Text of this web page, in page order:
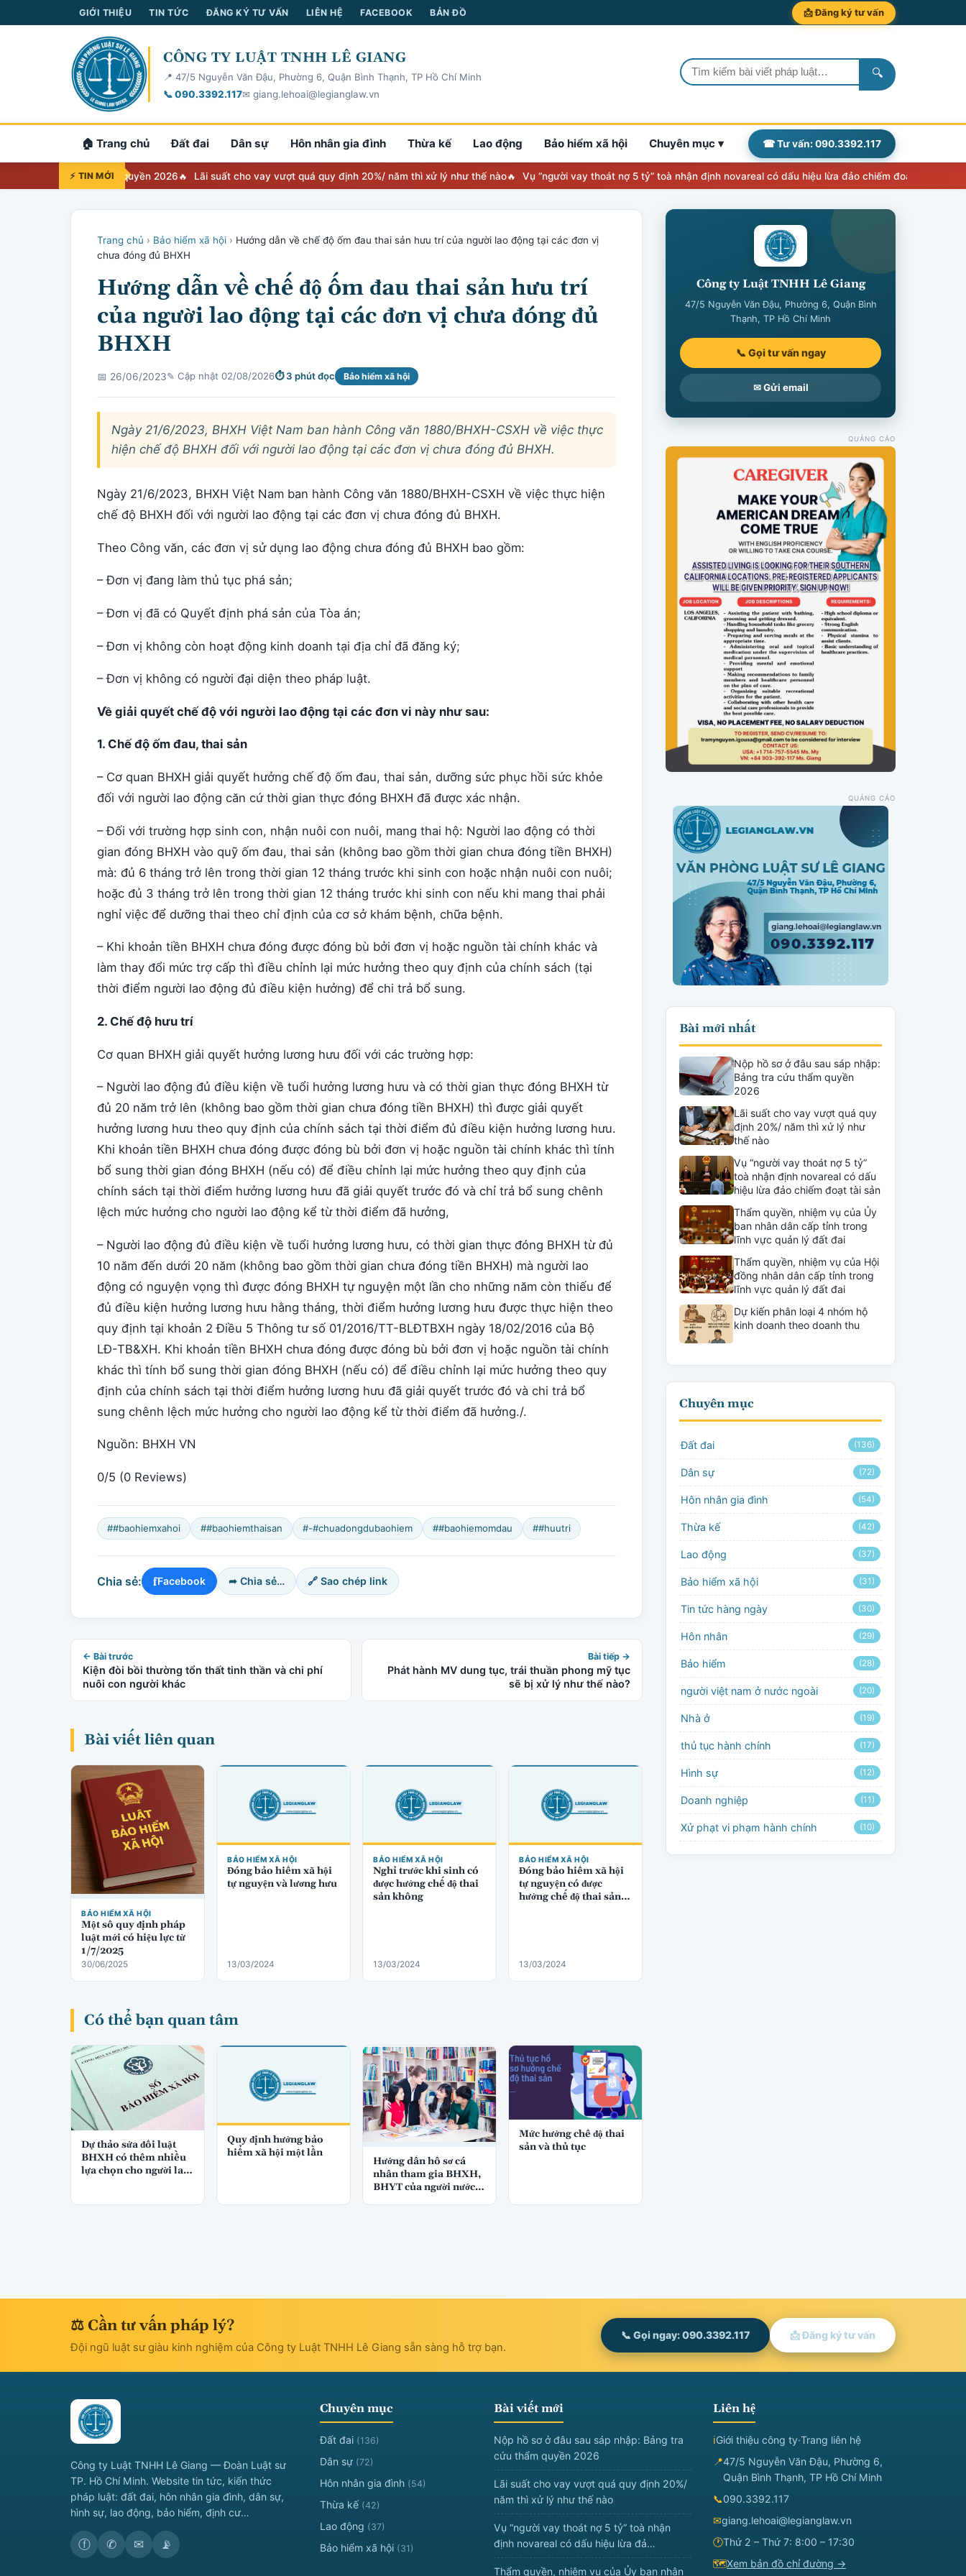
GIỚI THIỆU TIN TỨC ĐĂNG KÝ TƯ VẤN LIÊN HỆ FACEBOOK BẢN ĐỒ 📩 Đăng ký tư vấn
CÔNG TY LUẬT TNHH LÊ GIANG
📍 47/5 Nguyễn Văn Đậu, Phường 6, Quận Bình Thạnh, TP Hồ Chí Minh
📞 090.3392.117✉ giang.lehoai@legianglaw.vn
🔍
🏠 Trang chủ Đất đai Dân sự Hôn nhân gia đình Thừa kế Lao động Bảo hiểm xã hội Chuyên mục ▾ ☎ Tư vấn: 090.3392.117
⚡ TIN MỚI
tra cứu thẩm quyền 2026 Lãi suất cho vay vượt quá quy định 20%/ năm thì xử lý như thế nào Vụ “người vay thoát nợ 5 tỷ” toà nhận định novareal có dấu hiệu lừa đảo chiếm đoạt tài sản
Trang chủ › Bảo hiểm xã hội › Hướng dẫn về chế độ ốm đau thai sản hưu trí của người lao động tại các đơn vị
chưa đóng đủ BHXH
Hướng dẫn về chế độ ốm đau thai sản hưu trí
của người lao động tại các đơn vị chưa đóng đủ
BHXH
📅 26/06/2023✎ Cập nhật 02/08/2026⏱ 3 phút đọc Bảo hiểm xã hội
Ngày 21/6/2023, BHXH Việt Nam ban hành Công văn 1880/BHXH-CSXH về việc thực
hiện chế độ BHXH đối với người lao động tại các đơn vị chưa đóng đủ BHXH.
Ngày 21/6/2023, BHXH Việt Nam ban hành Công văn 1880/BHXH-CSXH về việc thực hiện
chế độ BHXH đối với người lao động tại các đơn vị chưa đóng đủ BHXH.
Theo Công văn, các đơn vị sử dụng lao động chưa đóng đủ BHXH bao gồm:
– Đơn vị đang làm thủ tục phá sản;
– Đơn vị đã có Quyết định phá sản của Tòa án;
– Đơn vị không còn hoạt động kinh doanh tại địa chỉ đã đăng ký;
– Đơn vị không có người đại diện theo pháp luật.
Về giải quyết chế độ với người lao động tại các đơn vi này như sau:
1. Chế độ ốm đau, thai sản
– Cơ quan BHXH giải quyết hưởng chế độ ốm đau, thai sản, dưỡng sức phục hồi sức khỏe
đối với người lao động căn cứ thời gian thực đóng BHXH đã được xác nhận.
– Đối với trường hợp sinh con, nhận nuôi con nuôi, mang thai hộ: Người lao động có thời
gian đóng BHXH vào quỹ ốm đau, thai sản (không bao gồm thời gian chưa đóng tiền BHXH)
mà: đủ 6 tháng trở lên trong thời gian 12 tháng trước khi sinh con hoặc nhận nuôi con nuôi;
hoặc đủ 3 tháng trở lên trong thời gian 12 tháng trước khi sinh con nếu khi mang thai phải
nghỉ việc để dưỡng thai theo chỉ định của cơ sở khám bệnh, chữa bệnh.
– Khi khoản tiền BHXH chưa đóng được đóng bù bởi đơn vị hoặc nguồn tài chính khác và
làm thay đổi mức trợ cấp thì điều chỉnh lại mức hưởng theo quy định của chính sách (tại
thời điểm người lao động đủ điều kiện hưởng) để chi trả bổ sung.
2. Chế độ hưu trí
Cơ quan BHXH giải quyết hưởng lương hưu đối với các trường hợp:
– Người lao động đủ điều kiện về tuổi hưởng lương hưu và có thời gian thực đóng BHXH từ
đủ 20 năm trở lên (không bao gồm thời gian chưa đóng tiền BHXH) thì được giải quyết
hưởng lương hưu theo quy định của chính sách tại thời điểm đủ điều kiện hưởng lương hưu.
Khi khoản tiền BHXH chưa đóng được đóng bù bởi đơn vị hoặc nguồn tài chính khác thì tính
bổ sung thời gian đóng BHXH (nếu có) để điều chỉnh lại mức hưởng theo quy định của
chính sách tại thời điểm hưởng lương hưu đã giải quyết trước đó và chỉ trả bổ sung chênh
lệch mức hưởng cho người lao động kể từ thời điểm đã hưởng,
– Người lao động đủ điều kiện về tuổi hưởng lương hưu, có thời gian thực đóng BHXH từ đủ
10 năm đến dưới 20 năm (không bao gồm thời gian chưa đóng tiền BHXH) mà người lao
động có nguyện vọng thì được đóng BHXH tự nguyện một lần cho những năm còn thiếu để
đủ điều kiện hưởng lương hưu hằng tháng, thời điểm hưởng lương hưu được thực hiện theo
quy định tại khoản 2 Điều 5 Thông tư số 01/2016/TT-BLĐTBXH ngày 18/02/2016 của Bộ
LĐ-TB&XH. Khi khoản tiền BHXH chưa đóng được đóng bù bởi đơn vị hoặc nguồn tài chính
khác thì tính bổ sung thời gian đóng BHXH (nếu có) để điều chỉnh lại mức hưởng theo quy
định của chính sách tại thời điểm hưởng lương hưu đã giải quyết trước đó và chi trả bổ
sung chênh lệch mức hưởng cho người lao động kể từ thời điểm đã hưởng./.
Nguồn: BHXH VN
0/5 (0 Reviews)
##baohiemxahoi ##baohiemthaisan #-#chuadongdubaohiem ##baohiemomdau ##huutri
Chia sẻ: fFacebook ➦ Chia sẻ… 🔗 Sao chép link
← Bài trước
Kiện đòi bồi thường tổn thất tinh thần và chi phí
nuôi con người khác
Bài tiếp →
Phát hành MV dung tục, trái thuần phong mỹ tục
sẽ bị xử lý như thế nào?
Bài viết liên quan
BẢO HIỂM XÃ HỘI
Một số quy định pháp
luật mới có hiệu lực từ
1/7/2025
30/06/2025
BẢO HIỂM XÃ HỘI
Đóng bảo hiểm xã hội
tự nguyện và lương hưu
13/03/2024
BẢO HIỂM XÃ HỘI
Nghỉ trước khi sinh có
được hưởng chế độ thai
sản không
13/03/2024
BẢO HIỂM XÃ HỘI
Đóng bảo hiểm xã hội
tự nguyện có được
hưởng chế độ thai sản
13/03/2024
Có thể bạn quan tâm
Dự thảo sửa đổi luật
BHXH có thêm nhiều
lựa chọn cho người lao
Quy định hưởng bảo
hiểm xã hội một lần
Hướng dẫn hồ sơ cá
nhân tham gia BHXH,
BHYT của người nước
Mức hưởng chế độ thai
sản và thủ tục
Công ty Luật TNHH Lê Giang
47/5 Nguyễn Văn Đậu, Phường 6, Quận Bình
Thạnh, TP Hồ Chí Minh
📞 Gọi tư vấn ngay
✉ Gửi email
QUẢNG CÁO
QUẢNG CÁO
Bài mới nhất
Nộp hồ sơ ở đâu sau sáp nhập:
Bảng tra cứu thẩm quyền
2026
Lãi suất cho vay vượt quá quy
định 20%/ năm thì xử lý như
thế nào
Vụ “người vay thoát nợ 5 tỷ”
toà nhận định novareal có dấu
hiệu lừa đảo chiếm đoạt tài sản
Thẩm quyền, nhiệm vụ của Ủy
ban nhân dân cấp tỉnh trong
lĩnh vực quản lý đất đai
Thẩm quyền, nhiệm vụ của Hội
đồng nhân dân cấp tỉnh trong
lĩnh vực quản lý đất đai
Dự kiến phân loại 4 nhóm hộ
kinh doanh theo doanh thu
Chuyên mục
Đất đai (136)
Dân sự (72)
Hôn nhân gia đình (54)
Thừa kế (42)
Lao động (37)
Bảo hiểm xã hội (31)
Tin tức hàng ngày (30)
Hôn nhân (29)
Bảo hiểm (28)
người việt nam ở nước ngoài (20)
Nhà ở (19)
thủ tục hành chính (17)
Hình sự (12)
Doanh nghiệp (11)
Xử phạt vi phạm hành chính (10)
⚖ Cần tư vấn pháp lý?
Đội ngũ luật sư giàu kinh nghiệm của Công ty Luật TNHH Lê Giang sẵn sàng hỗ trợ bạn.
📞 Gọi ngay: 090.3392.117 📩 Đăng ký tư vấn
Công ty Luật TNHH Lê Giang — Đoàn Luật sư
TP. Hồ Chí Minh. Website tin tức, kiến thức
pháp luật: đất đai, hôn nhân gia đình, dân sự,
hình sự, lao động, bảo hiểm, định cư…
ⓕ ✆ ✉ 📡
Chuyên mục
Đất đai (136)
Dân sự (72)
Hôn nhân gia đình (54)
Thừa kế (42)
Lao động (37)
Bảo hiểm xã hội (31)
Bài viết mới
Nộp hồ sơ ở đâu sau sáp nhập: Bảng tra
cứu thẩm quyền 2026
Lãi suất cho vay vượt quá quy định 20%/
năm thì xử lý như thế nào
Vụ “người vay thoát nợ 5 tỷ” toà nhận
định novareal có dấu hiệu lừa đả…
Thẩm quyền, nhiệm vụ của Ủy ban nhân
Liên hệ
ℹGiới thiệu công ty·Trang liên hệ
📍47/5 Nguyễn Văn Đậu, Phường 6,
Quận Bình Thạnh, TP Hồ Chí Minh
📞090.3392.117
✉giang.lehoai@legianglaw.vn
🕐Thứ 2 – Thứ 7: 8:00 – 17:30
🗺Xem bản đồ chỉ đường →